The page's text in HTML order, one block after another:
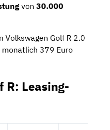
von 30.000
Volkswagen Golf R 2.0
monatlich 379 Euro
R: Leasing-